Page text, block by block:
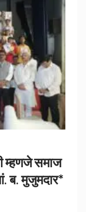
म्हणजे समाज
ब. मुजुमदार*